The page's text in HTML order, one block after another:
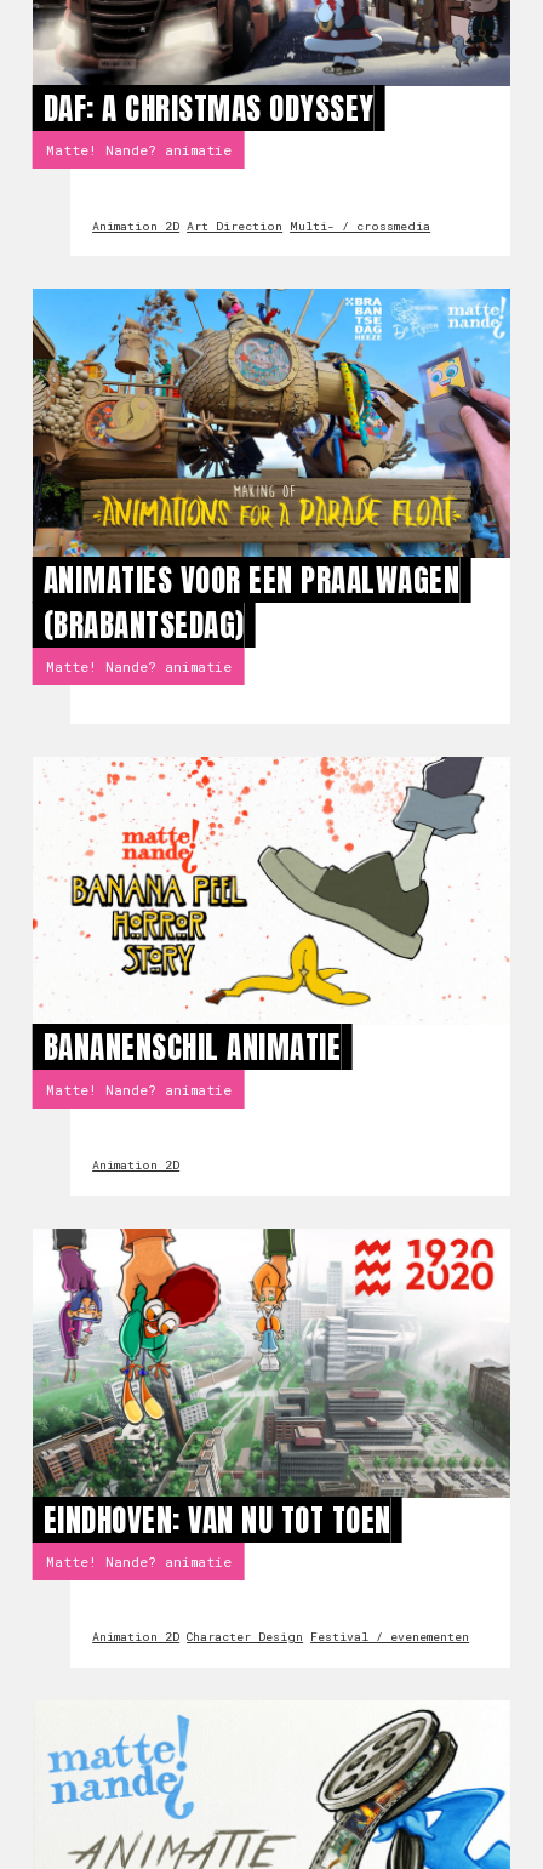
DAF: A CHRISTMAS ODYSSEY
Matte! Nande? animatie
Animation 2D Art Direction Multi- / crossmedia
ANIMATIES VOOR EEN PRAALWAGEN
(BRABANTSEDAG)
Matte! Nande? animatie
BANANENSCHIL ANIMATIE
Matte! Nande? animatie
Animation 2D
EINDHOVEN: VAN NU TOT TOEN
Matte! Nande? animatie
Animation 2D Character Design Festival / evenementen